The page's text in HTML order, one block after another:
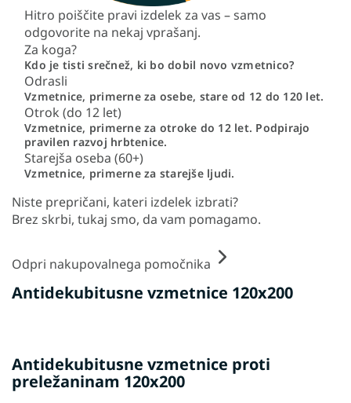
Antidekubitusne vzmetnice 120x200
Hitro poiščite pravi izdelek za vas – samo
odgovorite na nekaj vprašanj.
Za koga?
Kdo je tisti srečnež, ki bo dobil novo vzmetnico?
Odrasli
Vzmetnice, primerne za osebe, stare od 12 do 120 let.
Otrok (do 12 let)
Vzmetnice, primerne za otroke do 12 let. Podpirajo
pravilen razvoj hrbtenice.
Starejša oseba (60+)
Vzmetnice, primerne za starejše ljudi.
Niste prepričani, kateri izdelek izbrati?
Brez skrbi, tukaj smo, da vam pomagamo.
Odpri nakupovalnega pomočnika
Antidekubitusne vzmetnice proti
preležaninam 120x200